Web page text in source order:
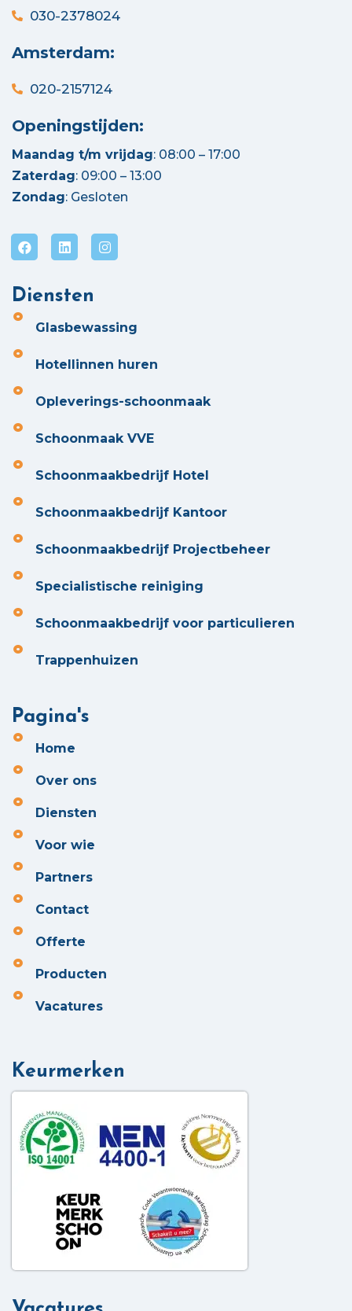
030-2378024
Amsterdam:
020-2157124
Openingstijden:
Maandag t/m vrijdag: 08:00 – 17:00
Zaterdag: 09:00 – 13:00
Zondag: Gesloten
Diensten
Glasbewassing
Hotellinnen huren
Opleverings-schoonmaak
Schoonmaak VVE
Schoonmaakbedrijf Hotel
Schoonmaakbedrijf Kantoor
Schoonmaakbedrijf Projectbeheer
Specialistische reiniging
Schoonmaakbedrijf voor particulieren
Trappenhuizen
Pagina's
Home
Over ons
Diensten
Voor wie
Partners
Contact
Offerte
Producten
Vacatures
Keurmerken